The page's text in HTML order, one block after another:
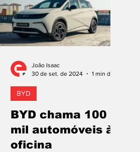
BYD chama 100
mil automóveis à
oficina
BYD
João Isaac
30 de set. de 2024